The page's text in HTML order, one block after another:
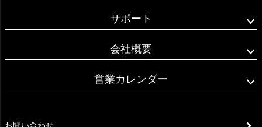
サポート
会社概要
営業カレンダー